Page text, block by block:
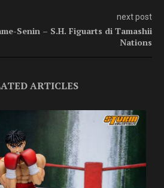
next post
Senin – S.H. Figuarts di Tamashii
Nations
ARTICLES